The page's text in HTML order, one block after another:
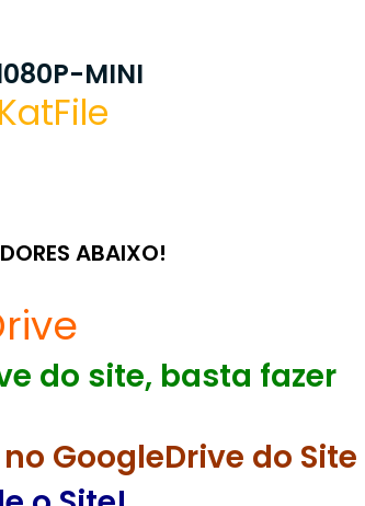
MINI
KatFile
ABAIXO!
do site, basta fazer
GoogleDrive do Site